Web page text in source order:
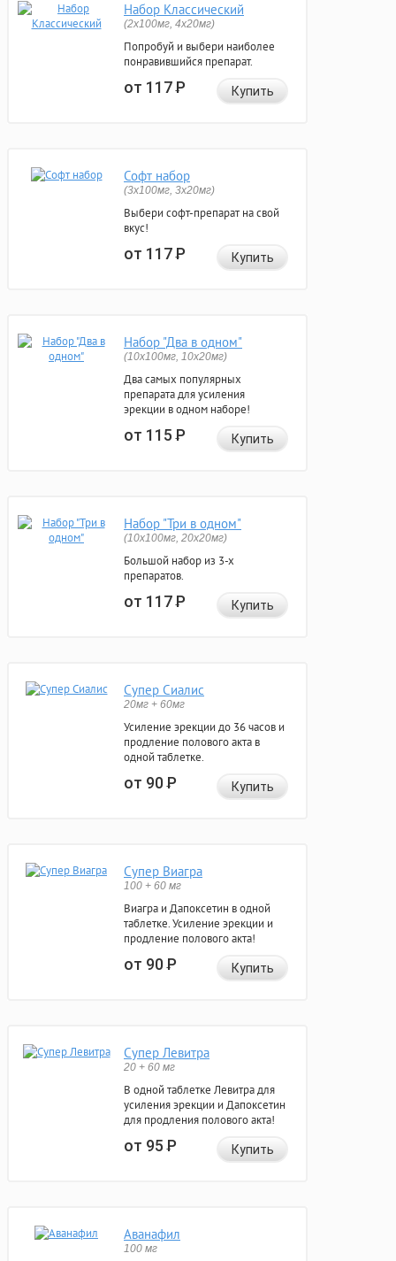
Набор Классический
(2x100мг, 4x20мг)
Попробуй и выбери наиболее
понравившийся препарат.
от 117Р Купить
Софт набор
(3x100мг, 3x20мг)
Выбери софт-препарат на свой
вкус!
от 117Р Купить
Набор "Два в одном"
(10x100мг, 10x20мг)
Два самых популярных
препарата для усиления
эрекции в одном наборе!
от 115Р Купить
Набор "Три в одном"
(10x100мг, 20x20мг)
Большой набор из 3-х
препаратов.
от 117Р Купить
Супер Сиалис
20мг + 60мг
Усиление эрекции до 36 часов и
продление полового акта в
одной таблетке.
от 90Р Купить
Супер Виагра
100 + 60 мг
Виагра и Дапоксетин в одной
таблетке. Усиление эрекции и
продление полового акта!
от 90Р Купить
Супер Левитра
20 + 60 мг
В одной таблетке Левитра для
усиления эрекции и Дапоксетин
для продления полового акта!
от 95Р Купить
Аванафил
100 мг